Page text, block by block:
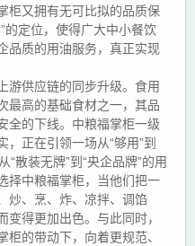
柜又拥有无可比拟的品质保
的定位，使得广大中小餐饮
品质的用油服务，真正实现
游供应链的同步升级。食用
最高的基础食材之一，其品
全的下线。中粮福掌柜一级
正在引领一场从“够用”到
“散装无牌”到“央企品牌”的用
择中粮福掌柜，当他们把一
炒、烹、炸、凉拌、调馅
得更加出色。与此同时，
的带动下，向着更规范、